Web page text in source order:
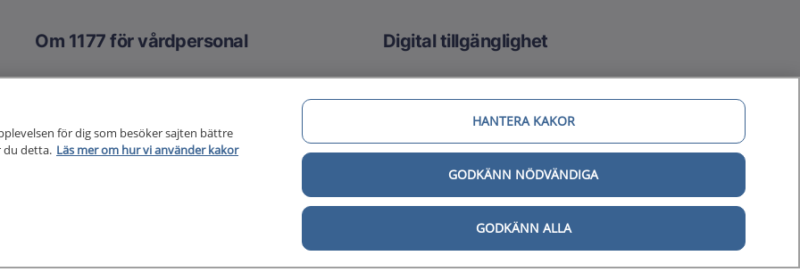
Om 1177 för vårdpersonal
Om 1177 för vårdpersonal
Kontakt
Digital tillgänglighet
Tillgänglighetsredogörelse
Behandling av personuppgifter
Hantering av kakor
för dig som besöker sajten bättre
du detta. Läs mer om hur vi använder kakor
HANTERA KAKOR
GODKÄNN NÖDVÄNDIGA
GODKÄNN ALLA